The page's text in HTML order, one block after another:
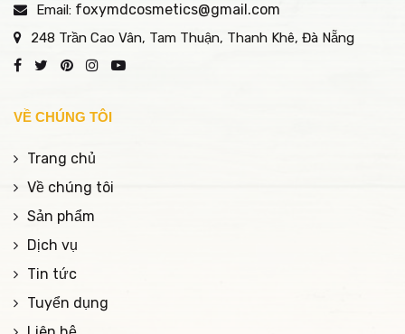
Email: foxymdcosmetics@gmail.com
248 Trần Cao Vân, Tam Thuận, Thanh Khê, Đà Nẵng
VỀ CHÚNG TÔI
Trang chủ
Về chúng tôi
Sản phẩm
Dịch vụ
Tin tức
Tuyển dụng